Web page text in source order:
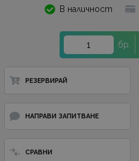
В наличност
бр.
РЕЗЕРВИРАЙ
НАПРАВИ ЗАПИТВАНЕ
СРАВНИ